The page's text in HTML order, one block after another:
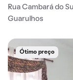
Rua Cambará do
Guarulhos
Ótimo preço